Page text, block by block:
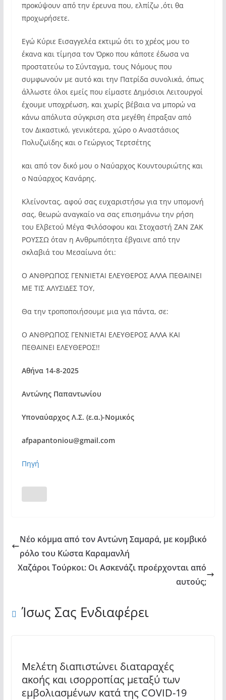
προκύψουν από την έρευνα που, ελπίζω ,ότι θα
προχωρήσετε.
Εγώ Κύριε Εισαγγελέα εκτιμώ ότι το χρέος μου το
έκανα και τίμησα τον Όρκο που κάποτε έδωσα να
προστατεύω το Σύνταγμα, τους Νόμους που
συμφωνούν με αυτό και την Πατρίδα συνολικά, όπως
άλλωστε όλοι εμείς που είμαστε Δημόσιοι Λειτουργοί
έχουμε υποχρέωση, και χωρίς βέβαια να μπορώ να
κάνω απόλυτα σύγκριση στα μεγέθη έπραξαν από
τον Δικαστικό, γενικότερα, χώρο ο Αναστάσιος
Πολυζωϊδης και ο Γεώργιος Τερτσέτης
και από τον δικό μου ο Ναύαρχος Κουντουριώτης και
ο Ναύαρχος Κανάρης.
Κλείνοντας, αφού σας ευχαριστήσω για την υπομονή
σας, θεωρώ αναγκαίο να σας επισημάνω την ρήση
του Ελβετού Μέγα Φιλόσοφου και Στοχαστή ΖΑΝ ΖΑΚ
ΡΟΥΣΣΩ όταν η Ανθρωπότητα έβγαινε από την
σκλαβιά του Μεσαίωνα ότι:
Ο ΑΝΘΡΩΠΟΣ ΓΕΝΝΙΕΤΑΙ ΕΛΕΥΘΕΡΟΣ ΑΛΛΑ ΠΕΘΑΙΝΕΙ
ΜΕ ΤΙΣ ΑΛΥΣΙΔΕΣ ΤΟΥ,
Θα την τροποποιήσουμε μια για πάντα, σε:
Ο ΑΝΘΡΩΠΟΣ ΓΕΝΝΙΕΤΑΙ ΕΛΕΥΘΕΡΟΣ ΑΛΛΑ ΚΑΙ
ΠΕΘΑΙΝΕΙ ΕΛΕΥΘΕΡΟΣ!!
Αθήνα 14-8-2025
Αντώνης Παπαντωνίου
Υποναύαρχος Λ.Σ. (ε.α.)-Νομικός
afpapantoniou@gmail.com
Πηγή
Νέο κόμμα από τον Αντώνη Σαμαρά, με κομβικό
ρόλο του Κώστα Καραμανλή
Χαζάροι Τούρκοι: Οι Ασκενάζι προέρχονται από
αυτούς;
Ίσως Σας Ενδιαφέρει
Μελέτη διαπιστώνει διαταραχές
ακοής και ισορροπίας μεταξύ των
εμβολιασμένων κατά της COVID-19